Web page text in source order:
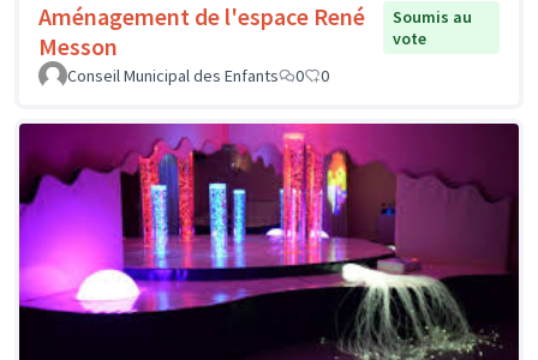
Aménagement de l'espace René
Messon
Soumis au
vote
Conseil Municipal des Enfants
0 0